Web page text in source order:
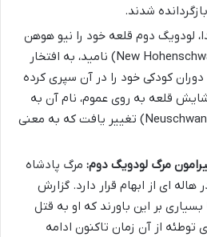
شدند.
لودویگ دوم قلعه خود را نیو هوهن
شوانگو (New Hohenschwangau Castle) نامید، به افتخار
کودکی خود را در آن سپری کرده
قلعه به روی عموم، نام آن به
نیوشوان اشتین (Neuschwanstein) تغییر یافت که به معنی
مرگ لودویگ دوم: مرگ پادشاه
ای از ابهام قرار دارد. گزارش
بر این باورند که او به قتل
از آن زمان تاکنون ادامه